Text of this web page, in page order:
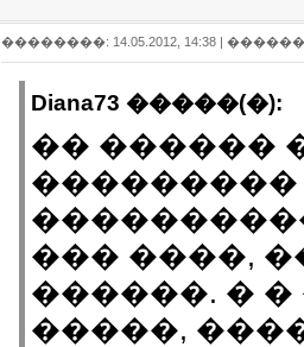
��������: 14.05.2012, 14:38 |
Diana73 �����(�):
�� ������
���������
��� ����,
������. �
�����,